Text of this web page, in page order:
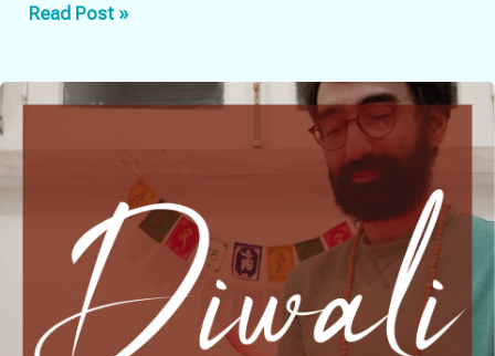
Evolução
holístico
Read Post »